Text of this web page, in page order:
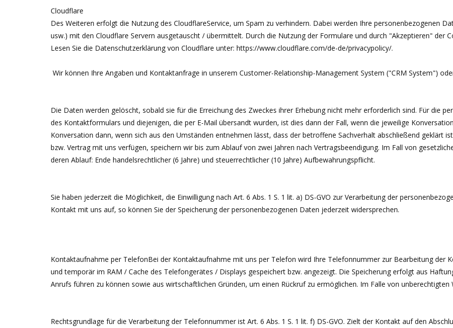
Cloudflare
Des Weiteren erfolgt die Nutzung des CloudflareService, um Spam zu verhindern. Dabei werden Ihre personenbezogenen
usw.) mit den Cloudflare Servern ausgetauscht / übermittelt. Durch die Nutzung der Formulare und durch "Akzeptieren" der
Lesen Sie die Datenschutzerklärung von Cloudflare unter: https://www.cloudflare.com/de-de/privacypolicy/.
Wir können Ihre Angaben und Kontaktanfrage in unserem Customer-Relationship-Management System ("CRM System")
Die Daten werden gelöscht, sobald sie für die Erreichung des Zweckes ihrer Erhebung nicht mehr erforderlich sind. Für die
des Kontaktformulars und diejenigen, die per E-Mail übersandt wurden, ist dies dann der Fall, wenn die jeweilige
Konversation dann, wenn sich aus den Umständen entnehmen lässt, dass der betroffene Sachverhalt abschließend geklärt
bzw. Vertrag mit uns verfügen, speichern wir bis zum Ablauf von zwei Jahren nach Vertragsbeendigung. Im Fall von
deren Ablauf: Ende handelsrechtlicher (6 Jahre) und steuerrechtlicher (10 Jahre) Aufbewahrungspflicht.
Sie haben jederzeit die Möglichkeit, die Einwilligung nach Art. 6 Abs. 1 S. 1 lit. a) DS-GVO zur Verarbeitung der
Kontakt mit uns auf, so können Sie der Speicherung der personenbezogenen Daten jederzeit widersprechen.
Kontaktaufnahme per TelefonBei der Kontaktaufnahme mit uns per Telefon wird Ihre Telefonnummer zur Bearbeitung der
und temporär im RAM / Cache des Telefongerätes / Displays gespeichert bzw. angezeigt. Die Speicherung erfolgt aus
Anrufs führen zu können sowie aus wirtschaftlichen Gründen, um einen Rückruf zu ermöglichen. Im Falle von
Rechtsgrundlage für die Verarbeitung der Telefonnummer ist Art. 6 Abs. 1 S. 1 lit. f) DS-GVO. Zielt der Kontakt auf den